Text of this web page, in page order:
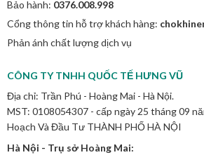
Bảo hành: 0376.008.998
Cổng thông tin hỗ trợ khách hàng:
Phản ánh chất lượng dịch vụ
CÔNG TY TNHH QUỐC TẾ HƯNG VŨ
Địa chỉ: Trần Phú - Hoàng Mai - Hà Nội.
MST: 0108054307 - cấp ngày 25 tháng 09
Hoạch Và Đầu Tư THÀNH PHỐ HÀ NỘI
Hà Nội - Trụ sở Hoàng Mai: